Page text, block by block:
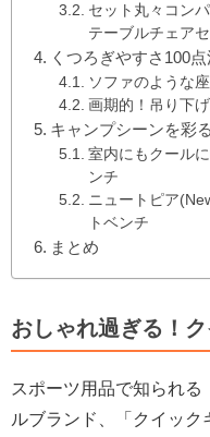
セット丸々コン
テーブルチェア
くつろぎやすさ100
ソファのような
画期的！吊り下
キャンプシーンを彩
室内にもクール
ンチ
ニュートピア
トベンチ
まとめ
おしゃれ過ぎる！
スポーツ用品で知られ
ルブランド、「クイック